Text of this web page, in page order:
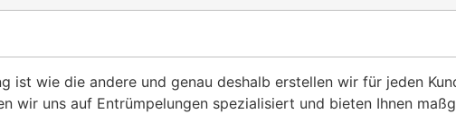
ist wie die andere und genau deshalb erstellen wir für jeden
wir uns auf Entrümpelungen spezialisiert und bieten Ihnen